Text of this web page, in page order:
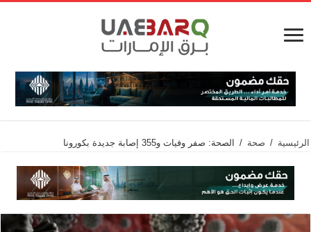
الرئيسية / صحة / الصحة: صفر وفيات و355 إصابة جديدة بكورونا